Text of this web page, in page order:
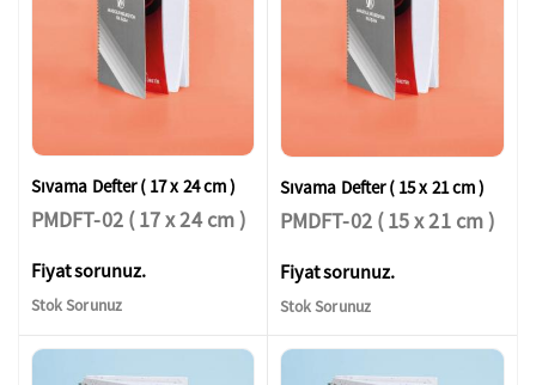
Sıvama Defter ( 17 x 24 cm )
PMDFT-02 ( 17 x 24 cm )
Fiyat sorunuz.
Stok Sorunuz
Sıvama Defter ( 15 x 21 cm )
PMDFT-02 ( 15 x 21 cm )
Fiyat sorunuz.
Stok Sorunuz